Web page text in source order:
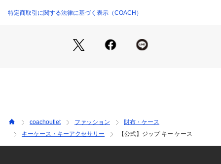
※プリント柄などは裁断の位置によって個体差があります。
【COACHについて】コーチは80年以上の歴史を誇るライフス
特定商取引に関する法律に基づく表示（COACH）
coachoutlet ファッション
財布・ケース
キーケース・キーアクセサリー
【公式】ジップ キー ケース